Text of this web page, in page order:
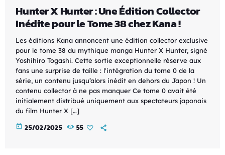
Hunter X Hunter : Une Édition Collector
Inédite pour le Tome 38 chez Kana !
Les éditions Kana annoncent une édition collector exclusive
pour le tome 38 du mythique manga Hunter X Hunter, signé
Yoshihiro Togashi. Cette sortie exceptionnelle réserve aux
fans une surprise de taille : l'intégration du tome 0 de la
série, un contenu jusqu’alors inédit en dehors du Japon ! Un
contenu collector à ne pas manquer Ce tome 0 avait été
initialement distribué uniquement aux spectateurs japonais
du film Hunter X […]
today 25/02/2025 55